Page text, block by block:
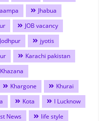
Jhabua
JOB vacancy
Jodhpur
jyotis
Karachi pakistan
Khargone
Khurai
Kota
l Lucknow
News
life style